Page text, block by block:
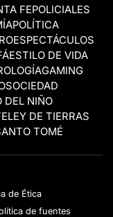
FEPOLICIALES
POLÍTICA
ESPECTÁCULOS
ESTILO DE VIDA
GAMING
SOCIEDAD
DEL NIÑO
LEY DE TIERRAS
TOMÉ
de Ética
de fuentes